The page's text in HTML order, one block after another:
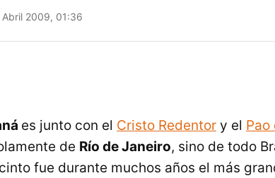
2009, 01:36
es junto con el Cristo Redentor y el Pao
de Río de Janeiro, sino de todo
fue durante muchos años el más